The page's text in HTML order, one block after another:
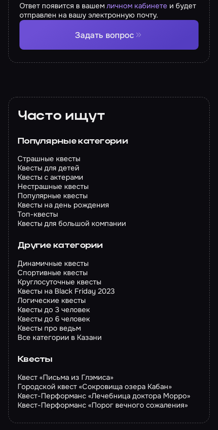
Ответ появится в вашемличном кабинете и будет
отправлен на вашу электронную почту.
Задать вопрос
Часто ищут
Популярные категории
Страшные квесты
Квесты для детей
Квесты с актерами
Нестрашные квесты
Популярные квесты
Квесты на день рождения
Топ-квесты
Квесты для большой компании
Другие категории
Динамичные квесты
Спортивные квесты
Круглосуточные квесты
Квесты на Black Friday 2023
Логические квесты
Квесты до 3 человек
Квесты до 6 человек
Квесты про ведьм
Все категории в Казани
Квесты
Квест «Письма из Глэмиса»
Городской квест «Сокровища озера Кабан»
Квест-Перформанс «Лечебница доктора Морро»
Квест-Перформанс «Порог вечного сожаления»